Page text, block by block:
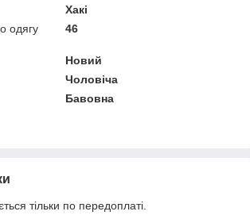
Хакі
одягу
46
Новий
Чоловіча
Бавовна
тільки по передоплаті.